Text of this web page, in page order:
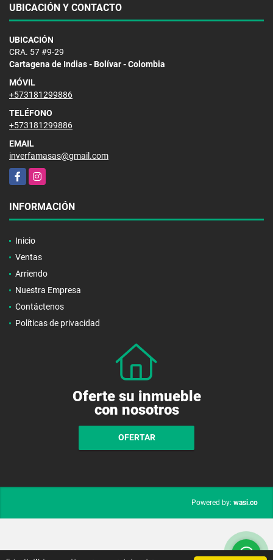
UBICACIÓN Y CONTACTO
UBICACIÓN
CRA. 57 #9-29
Cartagena de Indias - Bolívar - Colombia
MÓVIL
+573181299886
TELÉFONO
+573181299886
EMAIL
inverfamasas@gmail.com
FacebookInstagram
INFORMACIÓN
Inicio
Ventas
Arriendo
Nuestra Empresa
Contáctenos
Políticas de privacidad
Oferte su inmueble
con nosotros
OFERTAR
Powered by: wasi.co